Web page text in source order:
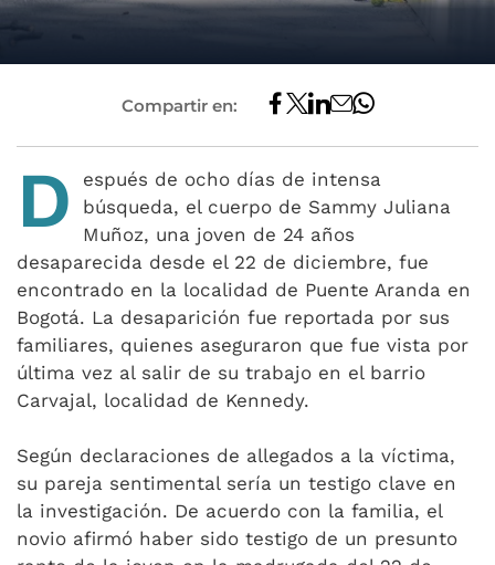
Compartir en:
D
espués de ocho días de intensa
búsqueda, el cuerpo de Sammy Juliana
Muñoz, una joven de 24 años
desaparecida desde el 22 de diciembre, fue
encontrado en la localidad de Puente Aranda en
Bogotá. La desaparición fue reportada por sus
familiares, quienes aseguraron que fue vista por
última vez al salir de su trabajo en el barrio
Carvajal, localidad de Kennedy.
Según declaraciones de allegados a la víctima,
su pareja sentimental sería un testigo clave en
la investigación. De acuerdo con la familia, el
novio afirmó haber sido testigo de un presunto